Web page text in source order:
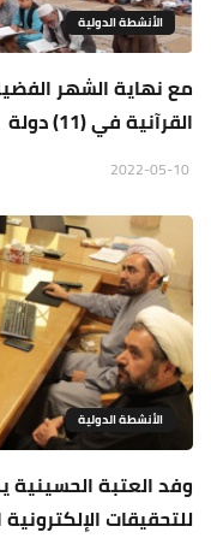
الأنشطة الدولية
مع نهاية الشهر
القرآنية في (11) دولة
الأنشطة الدولية
وفد العتبة الحسينية
للتحقيقات